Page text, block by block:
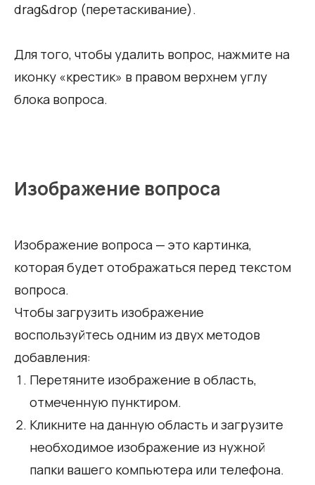
drag&drop (перетаскивание).
Для того, чтобы удалить вопрос, нажмите на
иконку «крестик» в правом верхнем углу
блока вопроса.
Изображение вопроса
Изображение вопроса — это картинка,
которая будет отображаться перед текстом
вопроса.
Чтобы загрузить изображение
воспользуйтесь одним из двух методов
добавления:
Перетяните изображение в область,
отмеченную пунктиром.
Кликните на данную область и загрузите
необходимое изображение из нужной
папки вашего компьютера или телефона.